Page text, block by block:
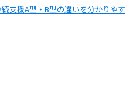
支援A型・B型の違いを分かりやす